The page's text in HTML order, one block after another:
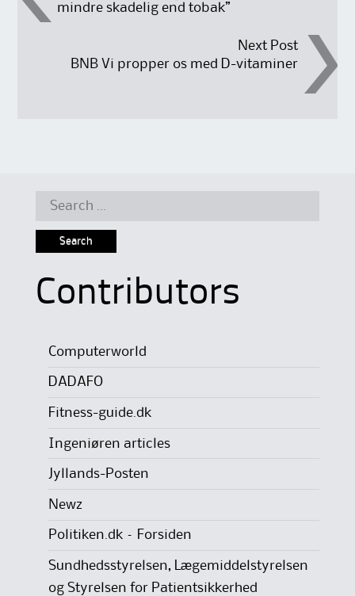
navigation
mindre skadelig end tobak”
Next Post
BNB Vi propper os med D-vitaminer
Search
Contributors
Computerworld
DADAFO
Fitness-guide.dk
Ingeniøren articles
Jyllands-Posten
Newz
Politiken.dk – Forsiden
Sundhedsstyrelsen, Lægemiddelstyrelsen
og Styrelsen for Patientsikkerhed